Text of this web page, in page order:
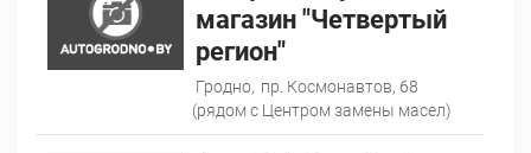
магазин "Четвертый
регион"
Гродно, пр. Космонавтов, 68
(рядом с Центром замены масел)